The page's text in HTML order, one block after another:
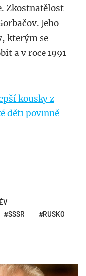
Zkostnatělost
Jeho
kterým se
a v roce 1991
kousky z
děti povinně
SSSR RUSKO